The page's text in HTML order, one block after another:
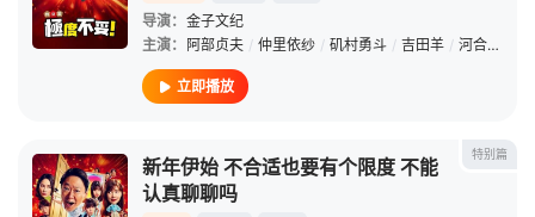
导演： 金子文纪
主演： 阿部贞夫 / 仲里依纱 / 矶村勇斗 / 吉田羊 / 河合优实
立即播放
特别篇
新年伊始 不合适也要有个限度 不能
认真聊聊吗